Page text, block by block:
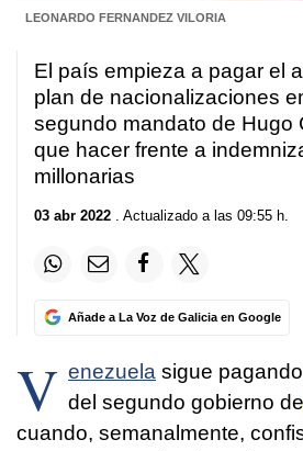
LEONARDO FERNANDEZ VILORIA
El país empieza a pagar el
plan de nacionalizaciones
segundo mandato de Hugo
que hacer frente a
millonarias
03 abr 2022 . Actualizado a las 09:55 h.
Añade a La Voz de Galicia en Google
V enezuela sigue
del segundo gobierno de
cuando, semanalmente,